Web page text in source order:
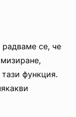
се, че
функция.